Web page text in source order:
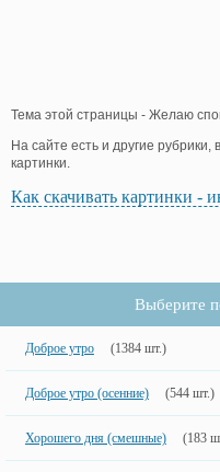
Тема этой страницы - Желаю
На сайте есть и другие
картинки.
Как скачивать картинки -
Выберите
Доброе утро (1384 шт.)
Доброе утро (осенние) (544 шт.)
Хорошего дня (смешные) (183